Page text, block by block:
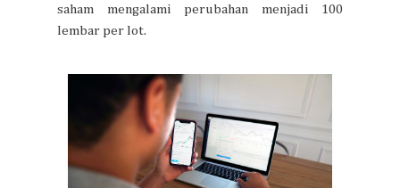
saham mengalami perubahan menjadi 100
lembar per lot.